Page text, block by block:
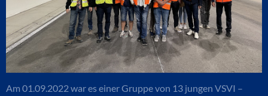
Am 01.09.2022 war es einer Gruppe von 13 jungen VSVI –